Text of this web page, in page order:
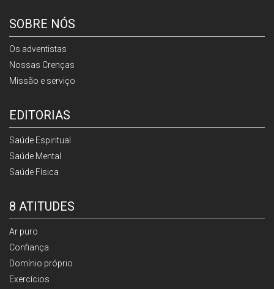
SOBRE NÓS
Os adventistas
Nossas Crenças
Missão e serviço
EDITORIAS
Saúde Espiritual
Saúde Mental
Saúde Física
8 ATITUDES
Ar puro
Confiança
Domínio próprio
Exercícios